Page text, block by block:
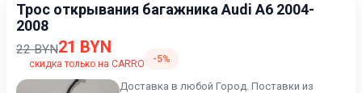
Трос открывания багажника Audi A6 2004-
2008
22 BYN21 BYN
скидка только на CARRO -5%
Доставка в любой Город. Поставки из